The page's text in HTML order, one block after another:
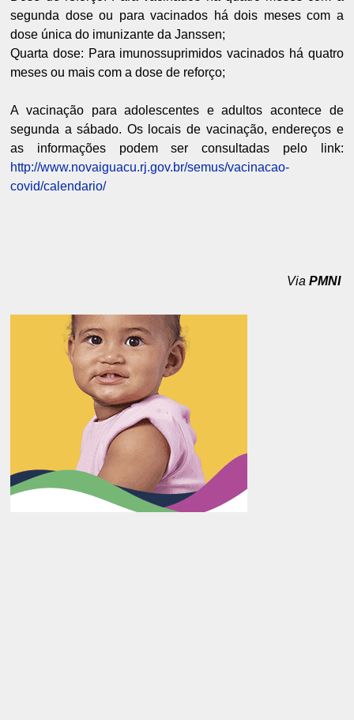
segunda dose ou para vacinados há dois meses com a
dose única do imunizante da Janssen;
Quarta dose: Para imunossuprimidos vacinados há quatro
meses ou mais com a dose de reforço;
A vacinação para adolescentes e adultos acontece de
segunda a sábado. Os locais de vacinação, endereços e
as informações podem ser consultadas pelo link:
http://www.novaiguacu.rj.gov.br/semus/vacinacao-
covid/calendario/
Via PMNI